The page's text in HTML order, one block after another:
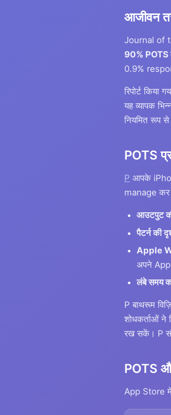
आजीवन
Journal of
90% POTS
0.9%
रिपोर्ट
यह व्यापक
नियमित रूप
POTS
P आपके
manage कर
आउटपुट
पैटर्न की
Apple
अपने
लंबे समय
P बाथरूम
शोधकर्ताओं ने
रख सकें। P
POTS
App Store में